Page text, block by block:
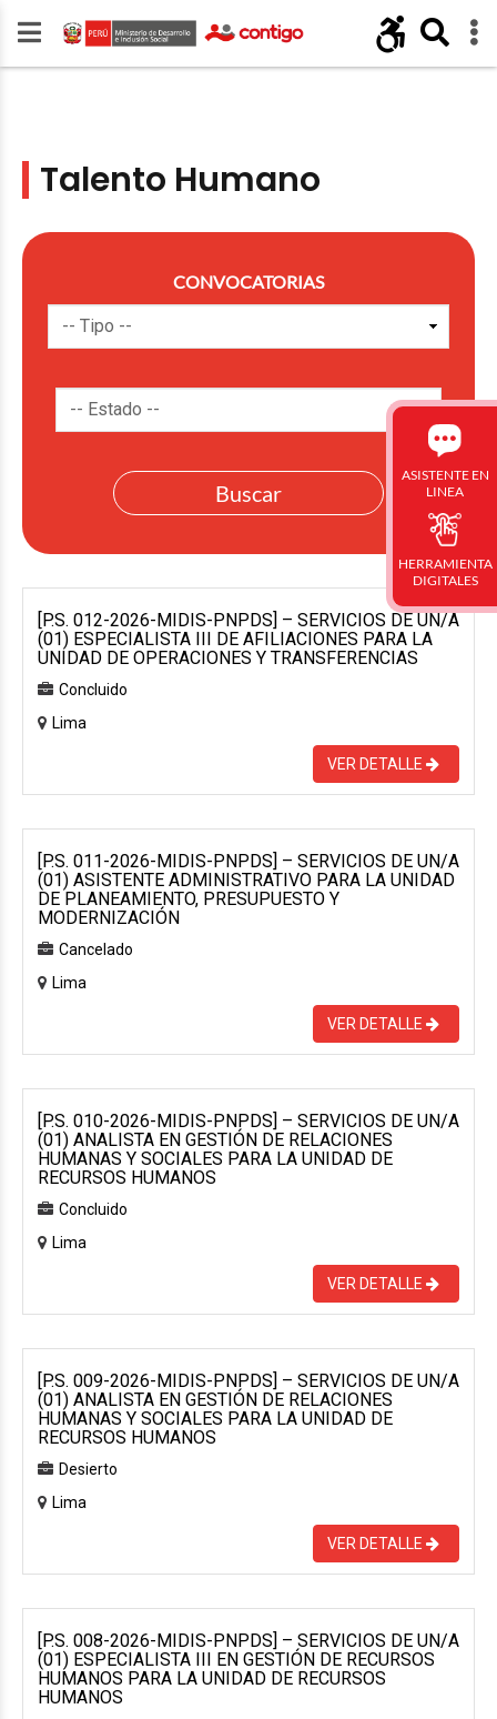
Talento Humano
CONVOCATORIAS
[P.S. 012-2026-MIDIS-PNPDS] – SERVICIOS DE UN/A
(01) ESPECIALISTA III DE AFILIACIONES PARA LA
UNIDAD DE OPERACIONES Y TRANSFERENCIAS
Concluido
Lima
VER DETALLE
[P.S. 011-2026-MIDIS-PNPDS] – SERVICIOS DE UN/A
(01) ASISTENTE ADMINISTRATIVO PARA LA UNIDAD
DE PLANEAMIENTO, PRESUPUESTO Y
MODERNIZACIÓN
Cancelado
Lima
VER DETALLE
[P.S. 010-2026-MIDIS-PNPDS] – SERVICIOS DE UN/A
(01) ANALISTA EN GESTIÓN DE RELACIONES
HUMANAS Y SOCIALES PARA LA UNIDAD DE
RECURSOS HUMANOS
Concluido
Lima
VER DETALLE
[P.S. 009-2026-MIDIS-PNPDS] – SERVICIOS DE UN/A
(01) ANALISTA EN GESTIÓN DE RELACIONES
HUMANAS Y SOCIALES PARA LA UNIDAD DE
RECURSOS HUMANOS
Desierto
Lima
VER DETALLE
[P.S. 008-2026-MIDIS-PNPDS] – SERVICIOS DE UN/A
(01) ESPECIALISTA III EN GESTIÓN DE RECURSOS
HUMANOS PARA LA UNIDAD DE RECURSOS
HUMANOS
ASISTENTE EN
LINEA
HERRAMIENTA
DIGITALES